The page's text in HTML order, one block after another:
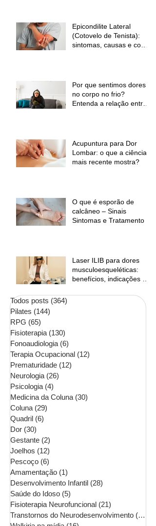
Epicondilite Lateral
(Cotovelo de Tenista):
sintomas, causas e como
Por que sentimos dores
no corpo no frio?
Entenda a relação entre
Acupuntura para Dor
Lombar: o que a ciência
mais recente mostra?
O que é esporão de
calcâneo – Sinais
Sintomas e Tratamento
Laser ILIB para dores
musculoesqueléticas:
benefícios, indicações e
Todos posts (364)
Pilates (144)
RPG (65)
Fisioterapia (130)
Fonoaudiologia (6)
Terapia Ocupacional (12)
Prematuridade (12)
Neurologia (26)
Psicologia (4)
Medicina da Coluna (30)
Coluna (29)
Quadril (6)
Dor (30)
Gestante (2)
Joelhos (12)
Pescoço (6)
Amamentação (1)
Desenvolvimento Infantil (28)
Saúde do Idoso (5)
Fisioterapia Neurofuncional (21)
Transtornos do Neurodesenvolvimento (16)